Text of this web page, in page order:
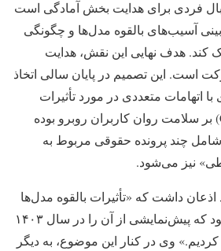
فردی برای هدایت بخش آمادگی است
آسیب‌های بالقوه مدل‌ها و چگونگی
کند. هدف نهایی این نقش، هدایت
است. این تصمیم در پایان سالی اتخاذ
اتهامات متعددی در مورد تأثیرات
چت‌جی‌پی‌تی (ChatGPT) بر سلامت روان کاربران روبرو بوده
چند پرونده حقوقی مربوط به
نیز می‌شود.
داشت که «تأثیرات بالقوه مدل‌ها
بر سلامت روان چیزی بود که پیش‌نمایشی از آن را در سال ۱۴۰۳
کردیم.» وی در کنار این موضوع، به دیگر